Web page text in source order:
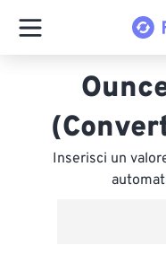
Inserisci un